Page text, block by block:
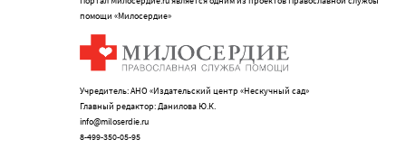
помощи «Милосердие»
Учредитель: АНО «Издательский центр «Нескучный сад»
Главный редактор: Данилова Ю.К.
info@miloserdie.ru
8-499-350-05-95